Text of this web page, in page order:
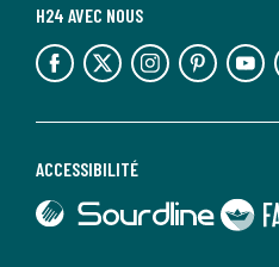
ACCESSIBILITÉ
lien vers Sourdline
lien vers Faciliti
H24 AVEC NOUS
lien vers l'espace réseaux sociaux lien vers l'espace réseaux sociaux lien vers l'espace réseaux sociaux lien vers l'espace réseaux sociaux lien vers l'espace réseaux sociaux